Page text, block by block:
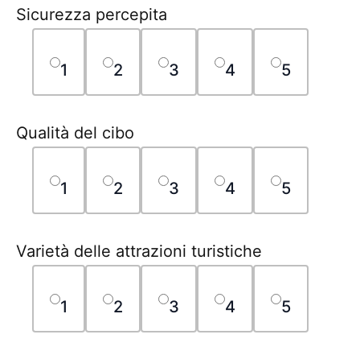
Sicurezza percepita
1 2 3 4 5
Qualità del cibo
1 2 3 4 5
Varietà delle attrazioni turistiche
1 2 3 4 5